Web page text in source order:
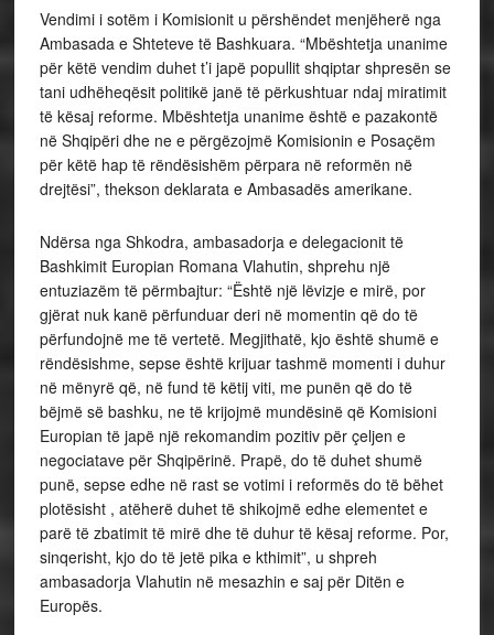
Vendimi i sotëm i Komisionit u përshëndet menjëherë nga
Ambasada e Shteteve të Bashkuara. “Mbështetja unanime
për këtë vendim duhet t’i japë popullit shqiptar shpresën se
tani udhëheqësit politikë janë të përkushtuar ndaj miratimit
të kësaj reforme. Mbështetja unanime është e pazakontë
në Shqipëri dhe ne e përgëzojmë Komisionin e Posaçëm
për këtë hap të rëndësishëm përpara në reformën në
drejtësi”, thekson deklarata e Ambasadës amerikane.
Ndërsa nga Shkodra, ambasadorja e delegacionit të
Bashkimit Europian Romana Vlahutin, shprehu një
entuziazëm të përmbajtur: “Është një lëvizje e mirë, por
gjërat nuk kanë përfunduar deri në momentin që do të
përfundojnë me të vertetë. Megjithatë, kjo është shumë e
rëndësishme, sepse është krijuar tashmë momenti i duhur
në mënyrë që, në fund të këtij viti, me punën që do të
bëjmë së bashku, ne të krijojmë mundësinë që Komisioni
Europian të japë një rekomandim pozitiv për çeljen e
negociatave për Shqipërinë. Prapë, do të duhet shumë
punë, sepse edhe në rast se votimi i reformës do të bëhet
plotësisht , atëherë duhet të shikojmë edhe elementet e
parë të zbatimit të mirë dhe të duhur të kësaj reforme. Por,
sinqerisht, kjo do të jetë pika e kthimit”, u shpreh
ambasadorja Vlahutin në mesazhin e saj për Ditën e
Europës.